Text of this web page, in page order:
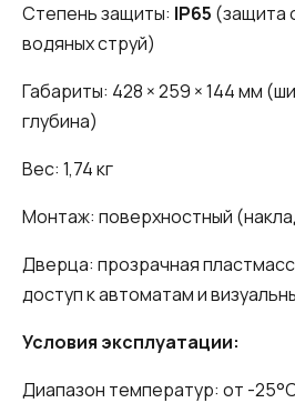
Степень защиты: IP65 (защита
водяных струй)
Габариты: 428 × 259 × 144 мм
глубина)
Вес: 1,74 кг
Монтаж: поверхностный
Дверца: прозрачная
доступ к автоматам и
Условия эксплуатации:
Диапазон температур: от -